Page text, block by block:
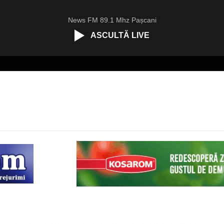
News FM 89.1 Mhz Pașcani
ASCULTĂ LIVE